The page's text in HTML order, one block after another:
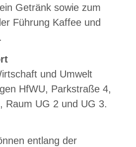
Getränk sowie zum
Führung Kaffee und
und Umwelt
HfWU, Parkstraße 4,
Raum UG 2 und UG 3.
entlang der